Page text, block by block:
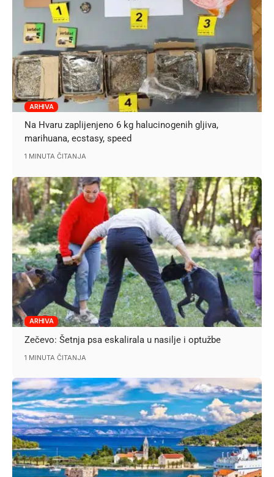
ARHIVA
Na Hvaru zaplijenjeno 6 kg halucinogenih gljiva,
marihuana, ecstasy, speed
1 MINUTA ČITANJA
ARHIVA
Zečevo: Šetnja psa eskalirala u nasilje i optužbe
1 MINUTA ČITANJA